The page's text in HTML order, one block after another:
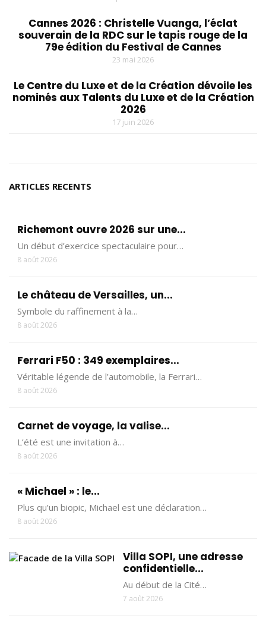
Cannes 2026 : Christelle Vuanga, l’éclat
souverain de la RDC sur le tapis rouge de la
79e édition du Festival de Cannes
23 mai 2026
Le Centre du Luxe et de la Création dévoile les
nominés aux Talents du Luxe et de la Création
2026
17 juin 2026
ARTICLES RECENTS
Richemont ouvre 2026 sur une...
Un début d’exercice spectaculaire pour…
8 août 2026
Le château de Versailles, un...
Symbole du raffinement à la…
8 août 2026
Ferrari F50 : 349 exemplaires...
Véritable légende de l’automobile, la Ferrari…
8 août 2026
Carnet de voyage, la valise...
L’été est une invitation à…
8 août 2026
« Michael » : le...
Plus qu’un biopic, Michael est une déclaration…
8 août 2026
Villa SOPI, une adresse
confidentielle...
Au début de la Cité…
7 août 2026